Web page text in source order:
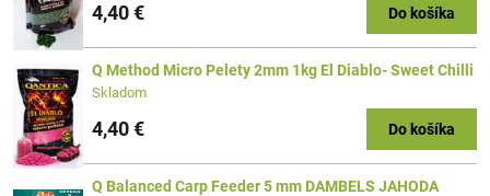
4,40 € Do košíka
Q Method Micro Pelety 2mm 1kg El Diablo- Sweet Chilli
Skladom
4,40 € Do košíka
Q Balanced Carp Feeder 5 mm DAMBELS JAHODA